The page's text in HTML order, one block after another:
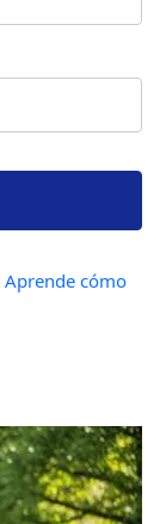
Aprende cómo